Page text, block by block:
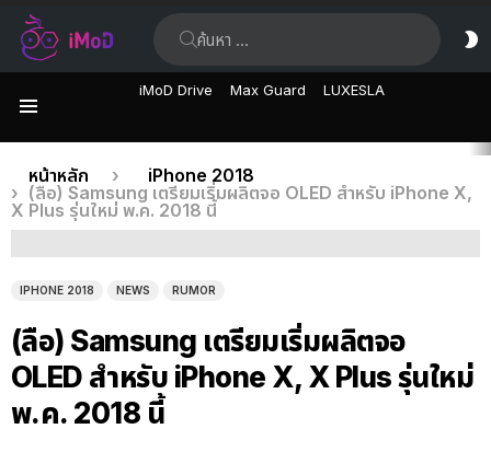
iMoD Drive Max Guard LUXESLA
เรื่อง
ล่าสุด
คุณอยู่ที่นี่:
หน้าหลัก
iPhone 2018
(ลือ) Samsung เตรียมเริ่มผลิตจอ OLED สำหรับ iPhone X,
X Plus รุ่นใหม่ พ.ค. 2018 นี้
IPHONE 2018 NEWS RUMOR
(ลือ) Samsung เตรียมเริ่มผลิตจอ
OLED สำหรับ iPhone X, X Plus รุ่นใหม่
พ.ค. 2018 นี้